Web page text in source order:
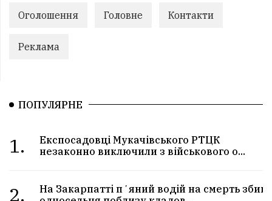
Оголошення Головне Контакти
Реклама
ПОПУЛЯРНЕ
1.
Експосадовці Мукачівського РТЦК
незаконно виключили з військового о...
2.
На Закарпатті пʼяний водій на смерть збив